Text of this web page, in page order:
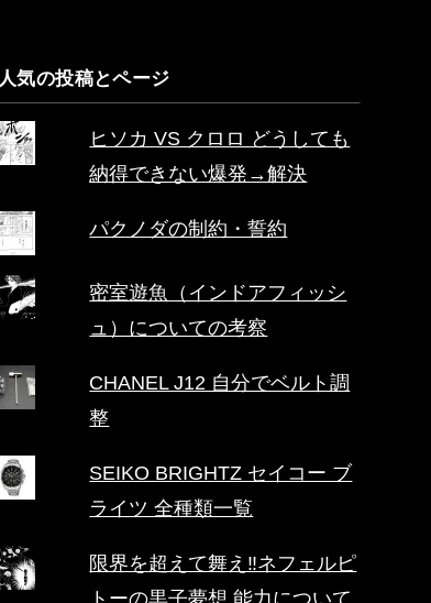
人気の投稿とページ
ヒソカ VS クロロ どうしても
納得できない爆発→解決
パクノダの制約・誓約
密室遊魚（インドアフィッシ
ュ）についての考察
CHANEL J12 自分でベルト調
整
SEIKO BRIGHTZ セイコー ブ
ライツ 全種類一覧
限界を超えて舞え‼ネフェルピ
トーの黒子夢想 能力について